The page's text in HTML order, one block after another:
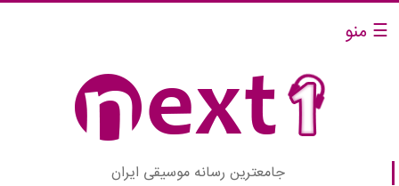
☰ منو
جامعترین رسانه موسیقی ایران